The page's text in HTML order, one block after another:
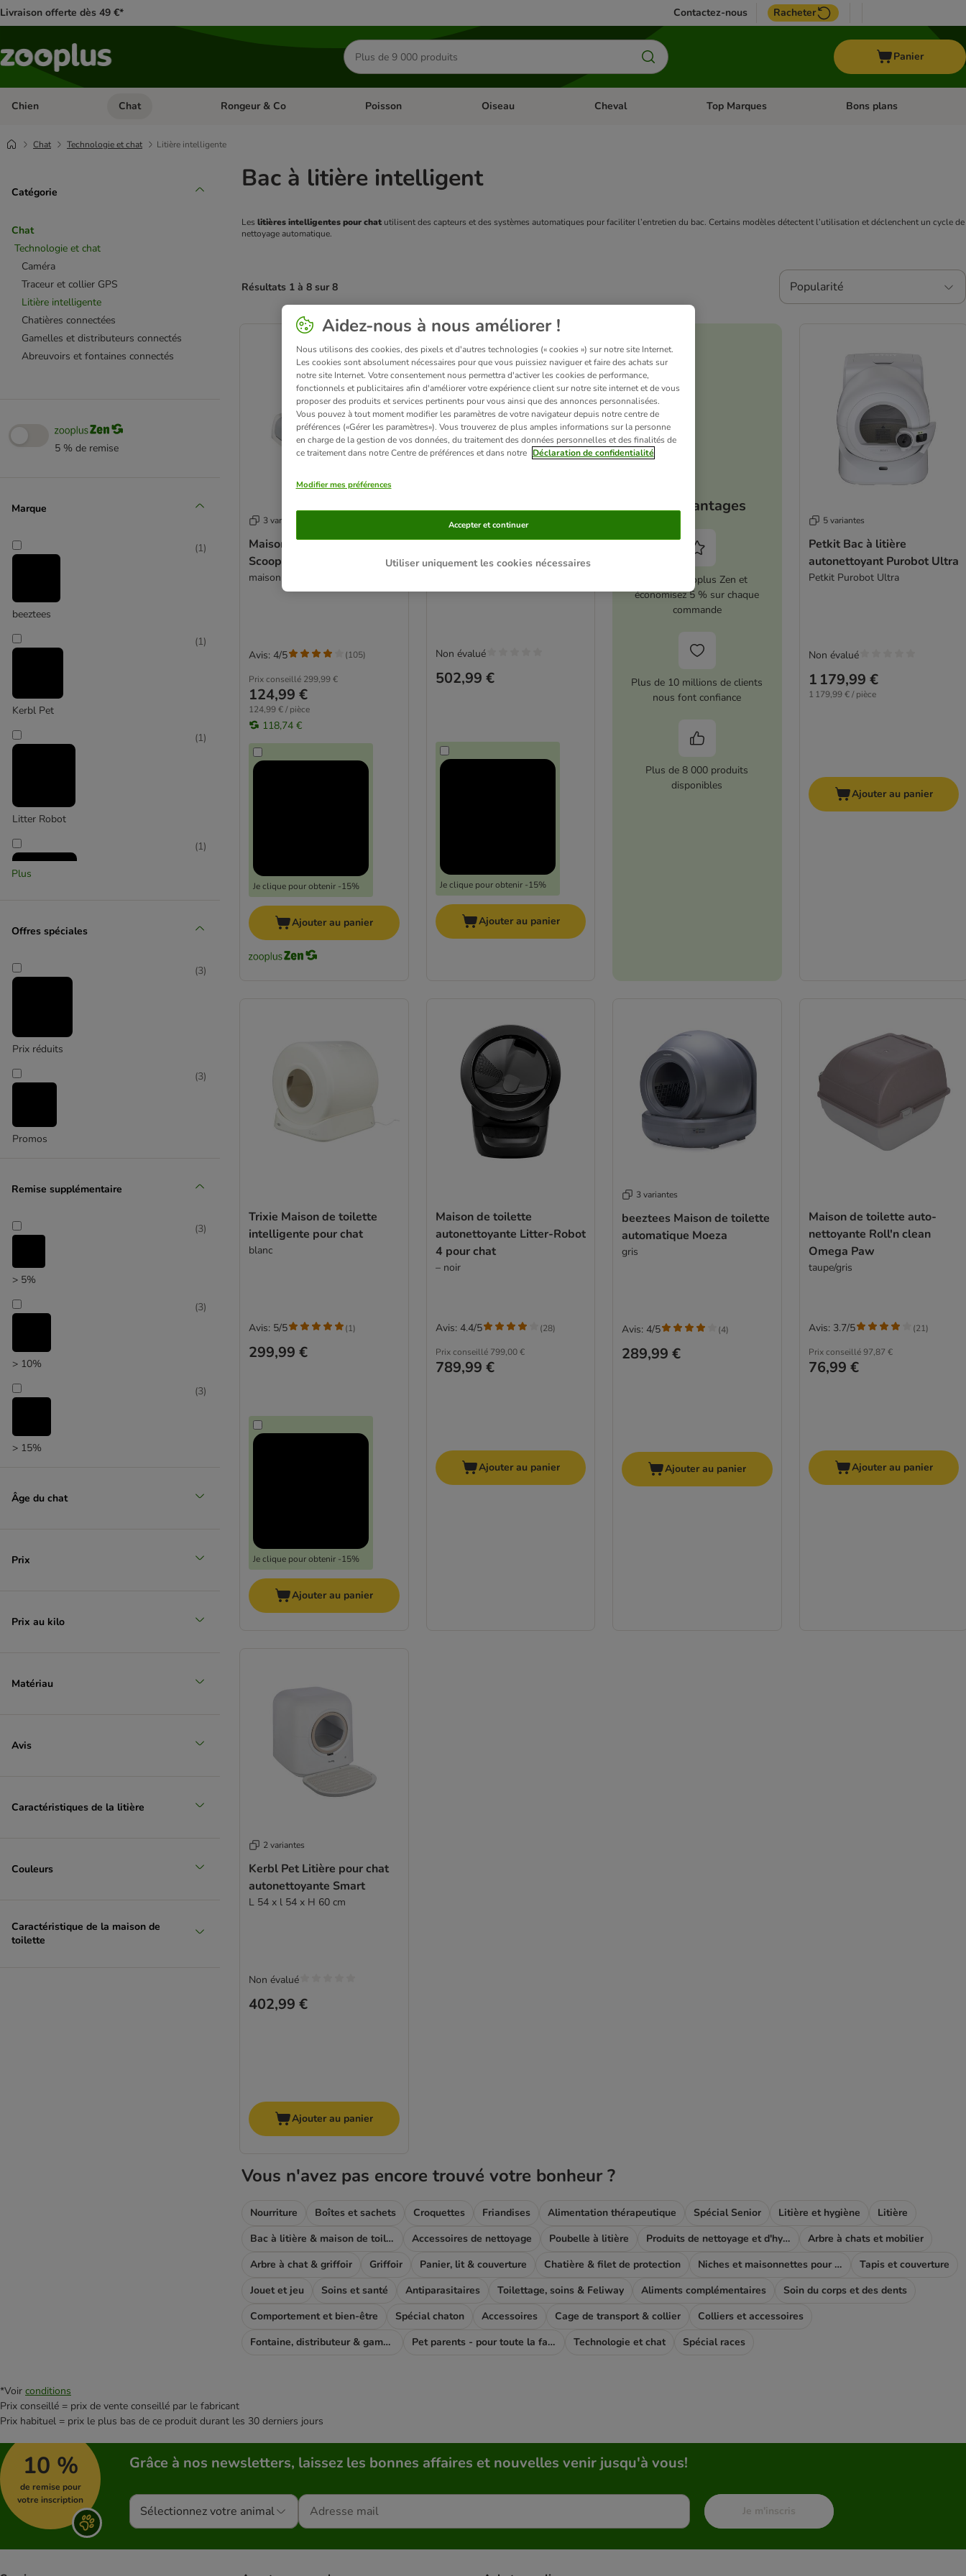
Livraison offerte dès 49 €* Contactez-nous Racheter
Rechercher
des
produits
Panier
Chien Dérouler les catégories: Chien
Chat Dérouler les catégories: Chat
Rongeur & Co Dérouler les catégories: Rongeur & Co
Poisson Dérouler les catégories: Poisson
Oiseau Dérouler les catégories: Oiseau
Cheval Dérouler les catégories: Cheval
Top Marques Dérouler les catégories: Top
Bons plans
Chat Technologie et chat Litière intelligente
Catégorie
Chat
Technologie et chat
Caméra
Traceur et collier GPS
Litière intelligente
Chatières connectées
Gamelles et distributeurs connectés
Abreuvoirs et fontaines connectés
5 % de remise
Marque
beeztees
(1)
Kerbl Pet
(1)
Litter Robot
(1)
Omega Paw
(1)
Plus
Offres spéciales
Prix réduits
(3)
Promos
(3)
Remise supplémentaire
> 5%
(3)
> 10%
(3)
> 15%
(3)
Âge du chat
Prix
Prix au kilo
Matériau
Avis
Caractéristiques de la litière
Couleurs
Caractéristique de la maison de
toilette
Bac à litière intelligent
Les litières intelligentes pour chat utilisent des capteurs et des systèmes automatiques pour faciliter l’entretien du bac. Certains modèles détectent l’utilisation et déclenchent un cycle de
nettoyage automatique.
Résultats 1 à 8 sur 8 Popularité
product items have been changed
3 variantes
Maison de toilette
ScoopFree pour chat
maison de toilette ScoopFree
Prix conseillé 299,99 €
124,99 €
124,99 € / pièce
118,74 €
Je clique pour obtenir -15%
Avis: 4/5 (105)
Ajouter au panier
Toilette pour chat
autonettoyante Trixie XL
502,99 €
Je clique pour obtenir -15%
Non évalué
Ajouter au panier
Vos avantages
Activez zooplus Zen et
économisez 5 % sur chaque
commande
Plus de 10 millions de clients
nous font confiance
Plus de 8 000 produits
disponibles
5 variantes
Petkit Bac à litière
autonettoyant Purobot Ultra
Petkit Purobot Ultra
1 179,99 €
1 179,99 € / pièce
Non évalué
Ajouter au panier
Trixie Maison de toilette
intelligente pour chat
blanc
299,99 €
Je clique pour obtenir -15%
Avis: 5/5 (1)
Ajouter au panier
Maison de toilette
autonettoyante Litter-Robot
4 pour chat
– noir
Prix conseillé 799,00 €
789,99 €
Avis: 4.4/5 (28)
Ajouter au panier
3 variantes
beeztees Maison de toilette
automatique Moeza
gris
289,99 €
Avis: 4/5 (4)
Ajouter au panier
Maison de toilette auto-
nettoyante Roll'n clean
Omega Paw
taupe/gris
Prix conseillé 97,87 €
76,99 €
Avis: 3.7/5 (21)
Ajouter au panier
2 variantes
Kerbl Pet Litière pour chat
autonettoyante Smart
L 54 x l 54 x H 60 cm
402,99 €
Non évalué
Ajouter au panier
Vous n'avez pas encore trouvé votre bonheur ?
Nourriture Boîtes et sachets Croquettes Friandises Alimentation thérapeutique Spécial Senior Litière et hygiène
Litière
Bac à litière & maison de toilette
Accessoires de nettoyage Poubelle à litière Produits de nettoyage et d'hygiène
Arbre à chats et mobilier
Arbre à chat & griffoir
Griffoir Panier, lit & couverture Chatière & filet de protection Niches et maisonnettes pour chat
Tapis et couverture
Jouet et jeu
Soins et santé Antiparasitaires Toilettage, soins & Feliway Aliments complémentaires
Soin du corps et des dents
Comportement et bien-être
Spécial chaton Accessoires Cage de transport & collier
Colliers et accessoires
Fontaine, distributeur & gamelle
Pet parents - pour toute la famile Technologie et chat Spécial races
*Voir conditions
Prix conseillé = prix de vente conseillé par le fabricant
Prix habituel = prix le plus bas de ce produit durant les 30 derniers jours
10 %
de remise pour
votre inscription
Grâce à nos newsletters, laissez les bonnes affaires et nouvelles venir jusqu'à vous!
Sélectionnez votre animal Je m'inscris
Aidez-nous à nous améliorer !
Nous utilisons des cookies, des pixels et d'autres technologies (« cookies ») sur notre site Internet.
Les cookies sont absolument nécessaires pour que vous puissiez naviguer et faire des achats sur
notre site Internet. Votre consentement nous permettra d'activer les cookies de performance,
fonctionnels et publicitaires afin d'améliorer votre expérience client sur notre site internet et de vous
proposer des produits et services pertinents pour vous ainsi que des annonces personnalisées.
Vous pouvez à tout moment modifier les paramètres de votre navigateur depuis notre centre de
préférences («Gérer les paramètres»). Vous trouverez de plus amples informations sur la personne
en charge de la gestion de vos données, du traitement des données personnelles et des finalités de
ce traitement dans notre Centre de préférences et dans notre Déclaration de confidentialité
Modifier mes préférences
Utiliser uniquement les cookies nécessaires
Accepter et continuer